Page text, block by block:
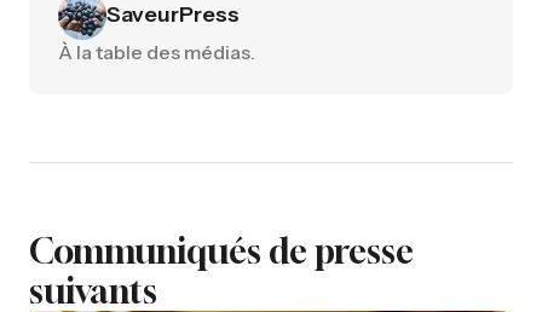
SaveurPress
À la table des médias.
Communiqués de presse
suivants